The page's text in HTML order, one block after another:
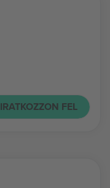
IRATKOZZON FEL